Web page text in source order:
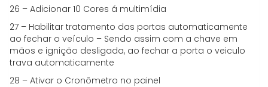
26 – Adicionar 10 Cores á multimídia
27 – Habilitar tratamento das portas automaticamente
ao fechar o veículo – Sendo assim com a chave em
mãos e ignição desligada, ao fechar a porta o veiculo
trava automaticamente
28 – Ativar o Cronômetro no painel